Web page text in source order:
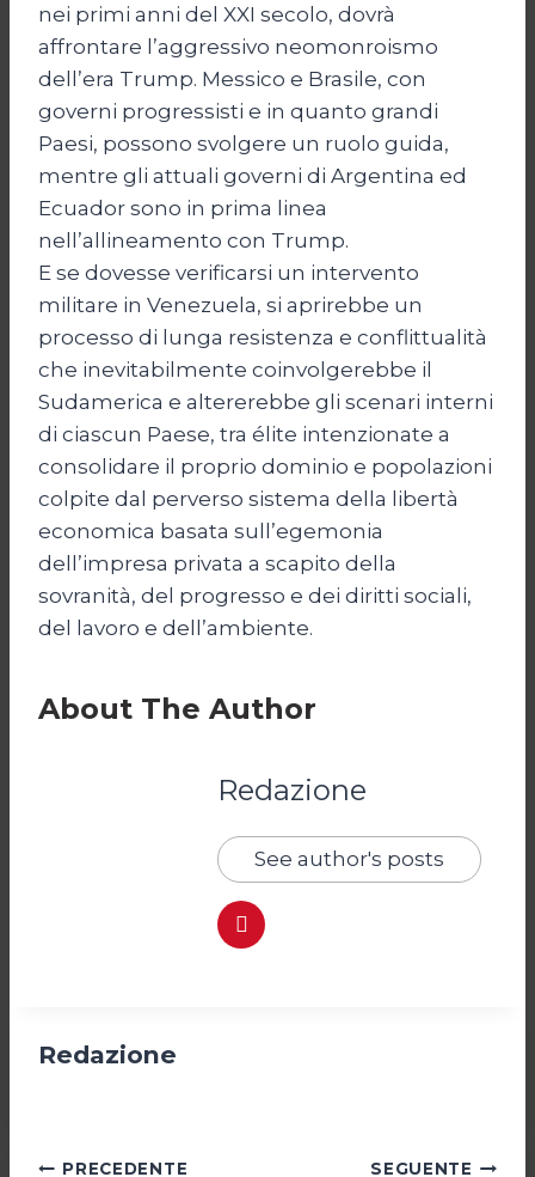
nei primi anni del XXI secolo, dovrà
affrontare l’aggressivo neomonroismo
dell’era Trump. Messico e Brasile, con
governi progressisti e in quanto grandi
Paesi, possono svolgere un ruolo guida,
mentre gli attuali governi di Argentina ed
Ecuador sono in prima linea
nell’allineamento con Trump.
E se dovesse verificarsi un intervento
militare in Venezuela, si aprirebbe un
processo di lunga resistenza e conflittualità
che inevitabilmente coinvolgerebbe il
Sudamerica e altererebbe gli scenari interni
di ciascun Paese, tra élite intenzionate a
consolidare il proprio dominio e popolazioni
colpite dal perverso sistema della libertà
economica basata sull’egemonia
dell’impresa privata a scapito della
sovranità, del progresso e dei diritti sociali,
del lavoro e dell’ambiente.
About The Author
Redazione
See author's posts
Redazione
PRECEDENTE SEGUENTE